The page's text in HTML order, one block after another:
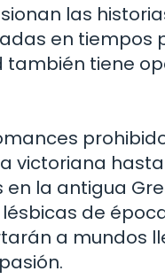
las
en tiempos
tiene
victoriana
en la antigua
de
a mundos